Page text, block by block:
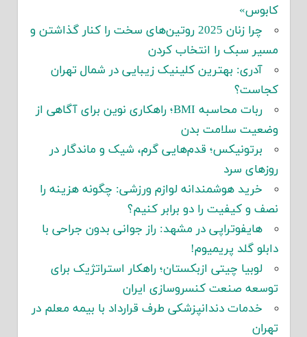
کابوس»
چرا زنان 2025 روتین‌های سخت را کنار گذاشتن و
مسیر سبک را انتخاب کردن
آدری: بهترین کلینیک زیبایی در شمال تهران
کجاست؟
ربات محاسبه BMI؛ راهکاری نوین برای آگاهی از
وضعیت سلامت بدن
برتونیکس؛ قدم‌هایی گرم، شیک و ماندگار در
روزهای سرد
خرید هوشمندانه لوازم ورزشی: چگونه هزینه را
نصف و کیفیت را دو برابر کنیم؟
هایفوتراپی در مشهد: راز جوانی بدون جراحی با
دابلو گلد پریمیوم!
لوبیا چیتی ازبکستان؛ راهکار استراتژیک برای
توسعه صنعت کنسروسازی ایران
خدمات دندانپزشکی طرف قرارداد با بیمه معلم در
تهران